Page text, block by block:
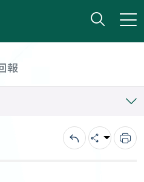
打開
小版
報
回上一頁
分享 列